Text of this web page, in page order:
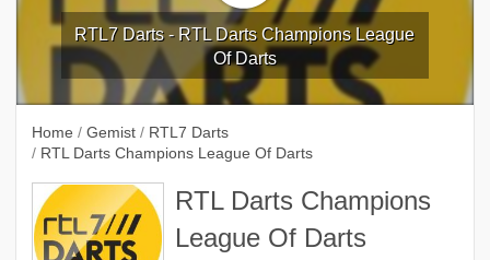
RTL7 Darts - RTL Darts Champions League
Of Darts
Home / Gemist / RTL7 Darts
/ RTL Darts Champions League Of Darts
RTL Darts Champions
League Of Darts